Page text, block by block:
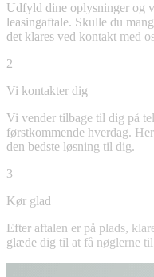
Udfyld dine oplysninger og
leasingaftale. Skulle du
det klares ved kontakt med
2
Vi kontakter dig
Vi vender tilbage til dig på
førstkommende hverdag.
den bedste løsning til dig.
3
Kør glad
Efter aftalen er på plads,
glæde dig til at få nøglerne